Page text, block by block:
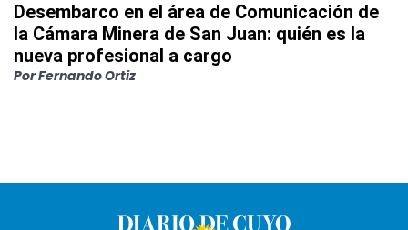
Desembarco en el área de Comunicación de
la Cámara Minera de San Juan: quién es la
nueva profesional a cargo
PorFernando Ortiz